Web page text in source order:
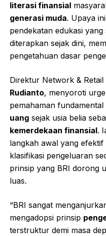
literasi finansial
generasi muda. Upaya
pendekatan edukasi
diterapkan sejak dini,
pengetahuan dasar
Direktur Network & Retail
Rudianto, menyoroti
pemahaman fundamental
uang sejak usia belia
kemerdekaan finansial.
langkah awal yang
klasifikasi pengeluaran
prinsip yang BRI dorong
luas.
“BRI sangat
mengadopsi prinsip
terstruktur demi masa